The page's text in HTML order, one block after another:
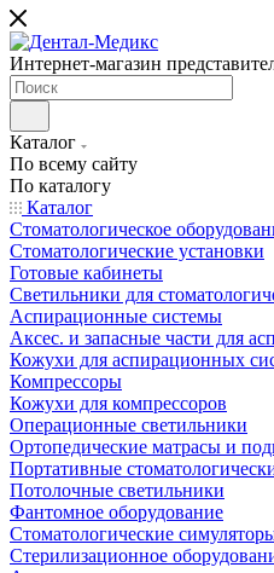
Интернет-магазин
Каталог
По всему сайту
По каталогу
Каталог
Стоматологическое
Стоматологические установки
Готовые кабинеты
Светильники для
Аспирационные системы
Аксес. и запасные части для
Кожухи для аспирационных
Компрессоры
Кожухи для компрессоров
Операционные светильники
Ортопедические матрасы и
Портативные
Потолочные светильники
Фантомное оборудование
Стоматологические
Стерилизационное